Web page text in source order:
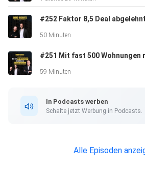
Linktree:
https://linktr.ee/immoinsights
Möchtest du mehr über die Hosts
50 Minuten
59 Minuten
In Podcasts werben
Schalte jetzt Werbung in Podcasts.
Alle Episoden